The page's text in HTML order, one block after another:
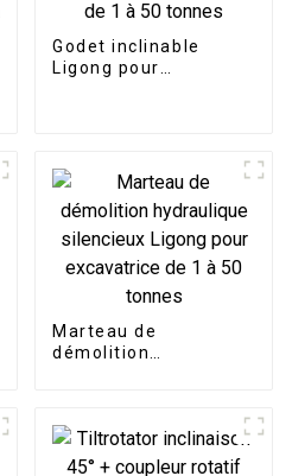
Godet inclinable
Ligong pour
Marteau de
démolition
pour excavatrice de 1
à 50 tonnes